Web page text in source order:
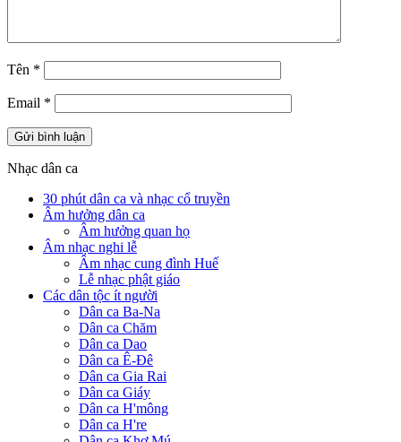
Tên *
Email *
Nhạc dân ca
30 phút dân ca và nhạc cổ truyền
Âm hưởng dân ca
Âm hưởng quan họ
Âm nhạc nghi lễ
Âm nhạc cung đình Huế
Lễ nhạc phật giáo
Các dân tộc ít người
Dân ca Ba-Na
Dân ca Chăm
Dân ca Dao
Dân ca Ê-Đê
Dân ca Gia Rai
Dân ca Giáy
Dân ca H'mông
Dân ca H're